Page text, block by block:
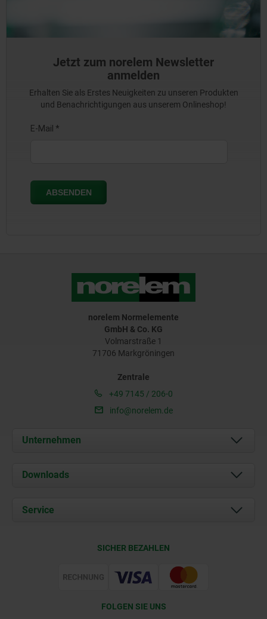
Jetzt zum norelem Newsletter
anmelden
Erhalten Sie als Erstes Neuigkeiten zu unseren Produkten
und Benachrichtigungen aus unserem Onlineshop!
norelem Normelemente
GmbH & Co. KG
Volmarstraße 1
71706 Markgröningen
Zentrale
+49 7145 / 206-0
info@norelem.de
Unternehmen
Über uns
Karriere
Downloads
Service
Web Support
SICHER BEZAHLEN
FOLGEN SIE UNS